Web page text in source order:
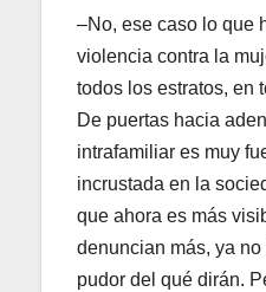
–No, ese caso lo que
violencia contra la
todos los estratos, en
De puertas hacia
intrafamiliar es muy
incrustada en la
que ahora es más
denuncian más, ya
pudor del qué dirán.